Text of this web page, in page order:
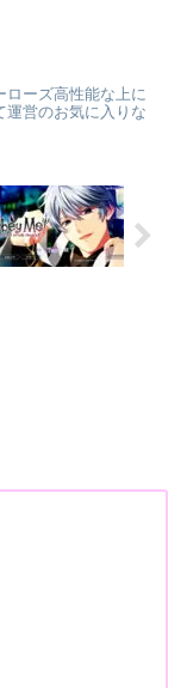
ローズ高性能な上に
運営のお気に入りな